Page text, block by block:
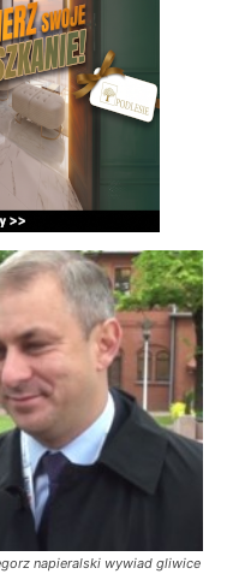
napieralski wywiad gliwice